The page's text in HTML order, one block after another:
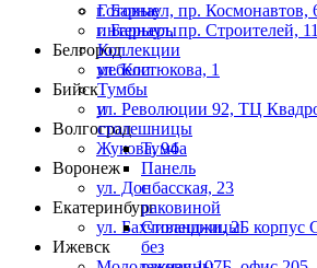
Готовые
интерьеры
Коллекции
мебели
Тумбы
и
столешницы
Тумба
Панель
с
раковиной
Столешницы
без
г. Барнаул, пр.
г. Барнаул, пр.
Белгород
ул. Костюкова, 1
Бийск
ул. Революции 92, ТЦ
Волгоград
Жукова, 94
Воронеж
ул. Донбасская, 23
Екатеринбург
ул. Бахчиванджи, 2Б корпус
Ижевск